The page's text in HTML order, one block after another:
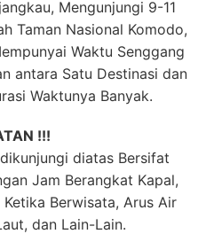
Mengunjungi 9-11
Taman Nasional Komodo,
Waktu Senggang
antara Satu Destinasi dan
Waktunya Banyak.
!!!
diatas Bersifat
Jam Berangkat Kapal,
Berwisata, Arus Air
dan Lain-Lain.